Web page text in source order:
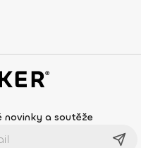
novinky a soutěže